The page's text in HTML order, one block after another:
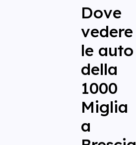
Dove
vedere
le auto
della
1000
Miglia
a